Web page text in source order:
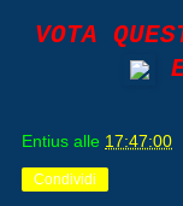
VOTA
Entius alle 17:47:00
Condividi